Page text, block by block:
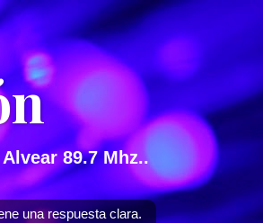
89.7 Mhz..
una respuesta clara.